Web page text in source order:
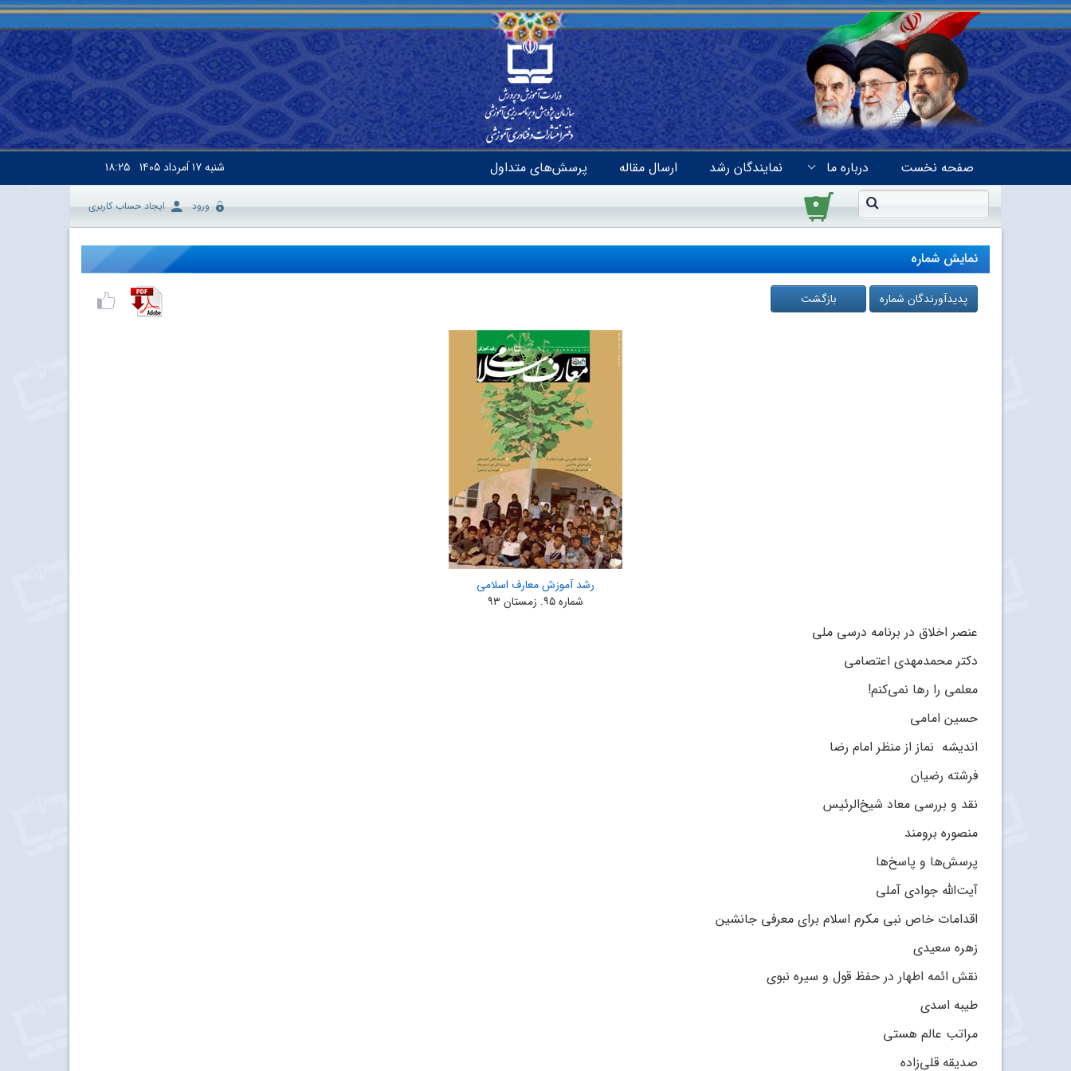
صفحه نخست درباره ما نمایندگان رشد ارسال مقاله پرسش‌های متداول شنبه۱۷ اَمرداد ۱۴۰۵ ۱۸:۲۵
۰ ورود ایجاد حساب کاربری
نمایش شماره
پدیدآورندگان شماره بازگشت
رشد آموزش معارف اسلامی
شماره ۹۵. زمستان ۹۳
عنصر اخلاق در برنامه درسی ملی
دکتر محمدمهدی اعتصامی
معلمی را رها نمی‌کنم!
حسین امامی
اندیشه نماز از منظر امام رضا
فرشته رضیان
نقد و بررسی معاد شیخ‌الرئیس
منصوره برومند
پرسش‌ها و پاسخ‌ها
آیت‌الله جوادی آملی
اقدامات خاص نبی مکرم اسلام برای معرفی جانشین
زهره سعیدی
نقش ائمه اطهار در حفظ قول و سیره نبوی
طیبه اسدی
مراتب عالم هستی
صدیقه قلی‌زاده